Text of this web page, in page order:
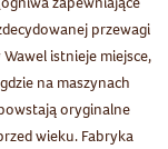
przewagi
istnieje miejsce,
na maszynach
oryginalne
wieku. Fabryka